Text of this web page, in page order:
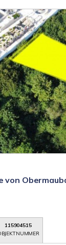
von
115904515